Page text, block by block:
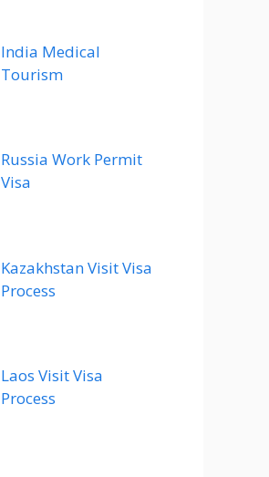
India Medical
Tourism
Russia Work Permit
Visa
Kazakhstan Visit Visa
Process
Laos Visit Visa
Process